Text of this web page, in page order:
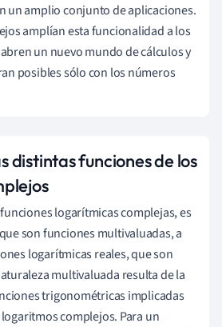
un amplio conjunto de aplicaciones.
amplían esta funcionalidad a los
un nuevo mundo de cálculos y
posibles sólo con los números
distintas funciones de los
logarítmicas complejas, es
son funciones multivaluadas, a
logarítmicas reales, que son
multivaluada resulta de la
trigonométricas implicadas
complejos. Para un